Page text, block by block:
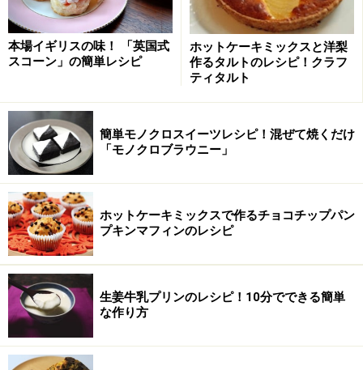
卵 4個
グラニュー糖 100g (卵黄用30g 卵白用70g)
無塩バター 60g
■
本格濃厚ガトーショコラの作り方・手順
■ガトーショコラの作り方
1
下準備する
オーブンは200℃に温めておきます。薄力粉とココアは
合わせてふるいます。
ケーキ型に底にはオーブンペーパーを敷き、側面にはバ
本場イギリスの味！ 「英国式
スコーン」の簡単レシピ
ホットケーキミックスと洋梨
作るタルトのレシピ！クラフ
ティタルト
簡単モノクロスイーツレシピ！混ぜて焼くだけ
「モノクロブラウニー」
ホットケーキミックスで作るチョコチップパン
プキンマフィンのレシピ
生姜牛乳プリンのレシピ！10分でできる簡単
な作り方